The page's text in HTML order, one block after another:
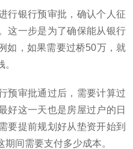
行银行预审批，确认个人征
这一步是为了确保能从银行
如，如果需要过桥50万，就
预审批通过后，需要计算过
好这一天也是房屋过户的日
要提前规划好从垫资开始到
间需要支付多少成本‌。